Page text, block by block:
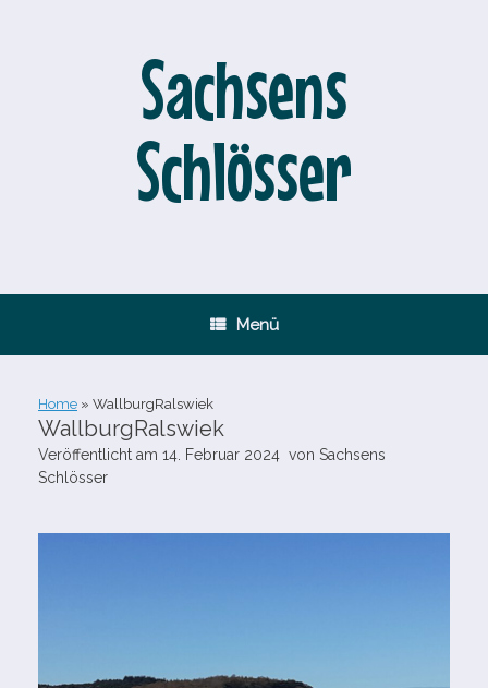
Sachsens
Schlösser
Menü
Home » WallburgRalswiek
WallburgRalswiek
Veröffentlicht am 14. Februar 2024 von Sachsens
Schlösser